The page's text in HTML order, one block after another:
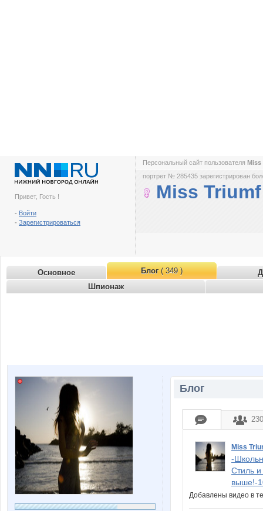
Привет, Гость !
- Войти
- Зарегистрироваться
Персональный сайт пользователя
портрет № 285435 зарегистрирован
Miss Triumf
Основное Блог( 349 )
Шпионаж
Блог
Miss
-
Стиль и
выше!-
Добавлены видео в